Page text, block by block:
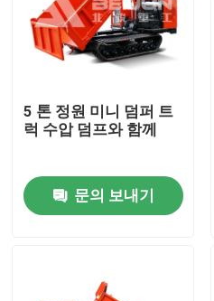
동영상
회사 소개
품질 관리
5 톤 정원 미니 덤퍼 트
럭 수압 덤프와 함께
문의 보내기